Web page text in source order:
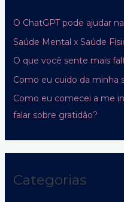
O ChatGPT pode ajudar
Saúde Mental x Saúde
O que você sente mais
Como eu cuido da minha
Como eu comecei a me
falar sobre gratidão?
Categorias